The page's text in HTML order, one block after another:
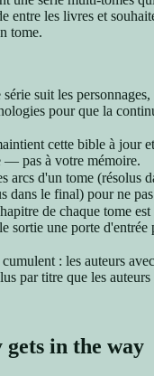
entre les livres et
tome.
suit les personnages,
pour que la
cette bible à jour
— pas à votre mémoire.
arcs d'un tome (résolus
dans le final) pour ne
de chaque tome
sortie une porte d'entrée
cumulent : les auteurs
par titre que les
in the way